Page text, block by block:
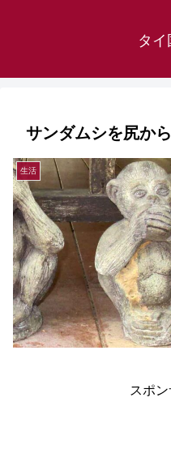
タイ
サンダムシを尻か
生活
スポ